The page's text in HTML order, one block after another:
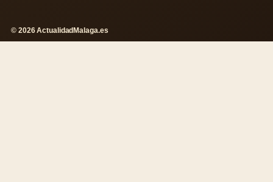
© 2026 ActualidadMalaga.es